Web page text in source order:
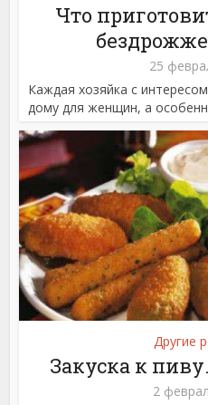
Что
25
Каждая хозяйка с
дому для женщин, а
Другие
Закуска к
2